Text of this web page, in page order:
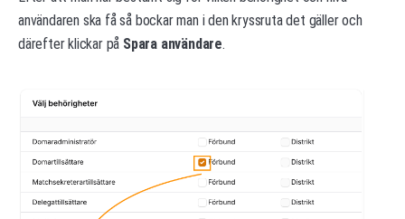
användaren ska få så bockar man i den kryssruta det gäller och
därefter klickar på Spara användare.